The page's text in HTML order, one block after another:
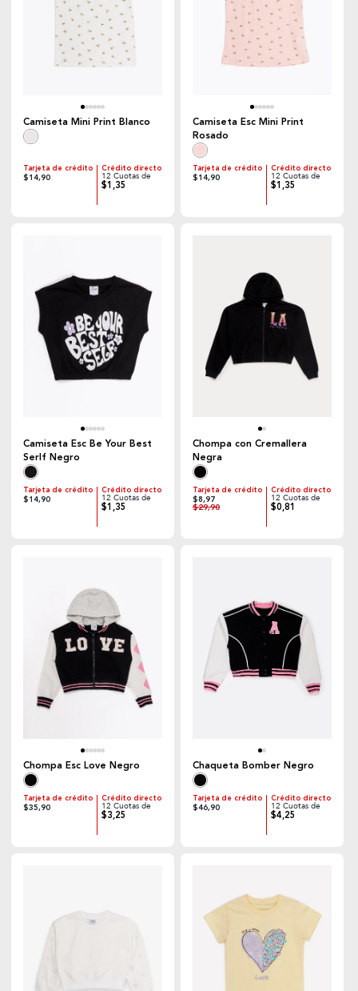
Camiseta Mini Print Blanco
Tarjeta de crédito
$14,90
Crédito directo
12 Cuotas de
$1,35
Camiseta Esc Mini Print
Rosado
Tarjeta de crédito
$14,90
Crédito directo
12 Cuotas de
$1,35
Camiseta Esc Be Your Best
Serlf Negro
Tarjeta de crédito
$14,90
Crédito directo
12 Cuotas de
$1,35
Chompa con Cremallera
Negra
Tarjeta de crédito
$8,97
$29,90
Crédito directo
12 Cuotas de
$0,81
Chompa Esc Love Negro
Tarjeta de crédito
$35,90
Crédito directo
12 Cuotas de
$3,25
Chaqueta Bomber Negro
Tarjeta de crédito
$46,90
Crédito directo
12 Cuotas de
$4,25